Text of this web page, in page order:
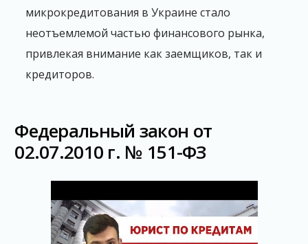
микрокредитования в Украине стало
неотъемлемой частью финансового рынка,
привлекая внимание как заемщиков, так и
кредиторов.
Федеральный закон от
02.07.2010 г. № 151-ФЗ